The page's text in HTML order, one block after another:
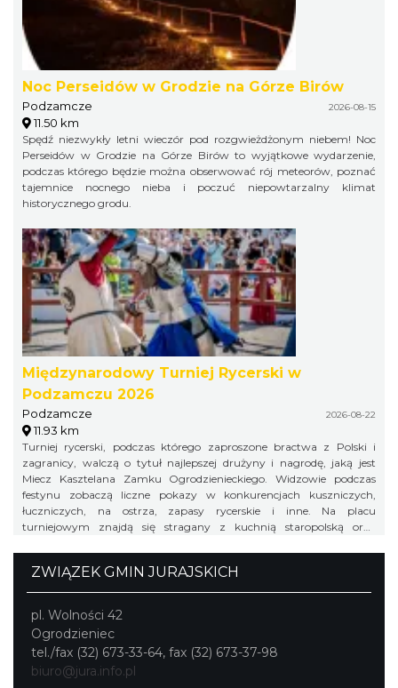
Noc Perseidów w Grodzie na Górze Birów
Podzamcze 2026-08-15
11.50 km
Spędź niezwykły letni wieczór pod rozgwieżdżonym niebem! Noc
Perseidów w Grodzie na Górze Birów to wyjątkowe wydarzenie,
podczas którego będzie można obserwować rój meteorów, poznać
tajemnice nocnego nieba i poczuć niepowtarzalny klimat
historycznego grodu.
Międzynarodowy Turniej Rycerski w
Podzamczu 2026
Podzamcze 2026-08-22
11.93 km
Turniej rycerski, podczas którego zaproszone bractwa z Polski i
zagranicy, walczą o tytuł najlepszej drużyny i nagrodę, jaką jest
Miecz Kasztelana Zamku Ogrodzienieckiego. Widzowie podczas
festynu zobaczą liczne pokazy w konkurencjach kuszniczych,
łuczniczych, na ostrza, zapasy rycerskie i inne. Na placu
turniejowym znajdą się stragany z kuchnią staropolską oraz
ZWIĄZEK GMIN JURAJSKICH
pl. Wolności 42
Ogrodzieniec
tel./fax (32) 673-33-64, fax (32) 673-37-98
biuro@jura.info.pl